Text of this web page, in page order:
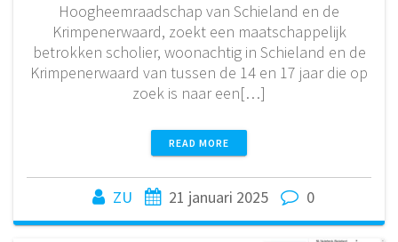
Hoogheemraadschap van Schieland en de
Krimpenerwaard, zoekt een maatschappelijk
betrokken scholier, woonachtig in Schieland en de
Krimpenerwaard van tussen de 14 en 17 jaar die op
zoek is naar een[…]
READ MORE
ZU 21 januari 2025 0